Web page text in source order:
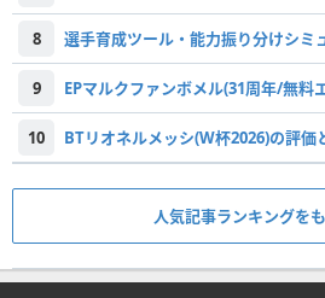
8 選手育成ツール・能力振り分けシミ
9
10 BTリオネルメッシ(W杯2026)の評価
人気記事ランキングを